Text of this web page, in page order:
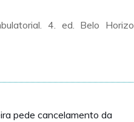
4. ed. Belo
pede cancelamento da